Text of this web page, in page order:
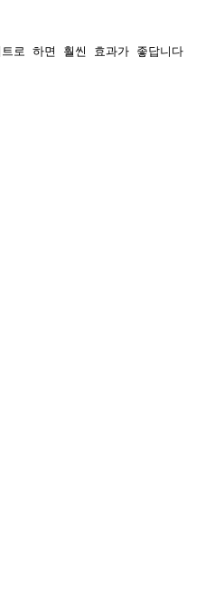
로 하면 훨씬 효과가 좋답니다